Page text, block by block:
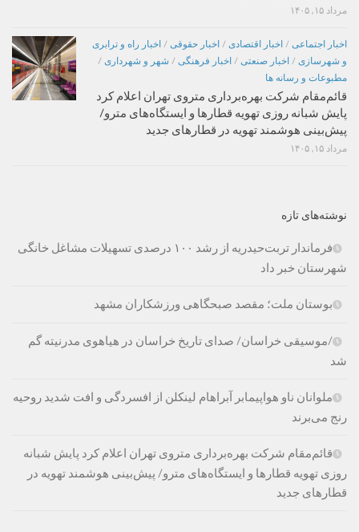
مرداد ۱۵, ۱۴۰۵
اخبار اجتماعی / اخبار اقتصادی / اخبار حقوقی / اخبار راه و ترابری
و شهرسازی / اخبار صنعتی / اخبار فرهنگی / شهر و شهرداری /
مطبوعات و رسانه ها
قائم‌مقام شرکت بهره‌برداری متروی تهران اعلام کرد
پایش شبانه روزی تهویه قطارها و ایستگاه‌های مترو/
پیش‌بینی هوشمند تهویه در قطارهای جدید
مرداد ۱۵, ۱۴۰۵
نوشته‌های تازه
فرماندار تربت‌حیدریه از رشد ۱۰۰ درصدی تسهیلات مشاغل خانگی
شهرستان خبر داد
بوستان ملت؛ مقصد صبحگاهی ورزشکاران مشهد
/موسیقی خراسان/ صدای تاریخ خراسان در هیاهوی مدرنیته گم
شد
ملوانان ناو هواپیمابر آبراهام لینکلن از افسردگی و افت شدید روحیه
رنج می‌برند
قائم‌مقام شرکت بهره‌برداری متروی تهران اعلام کرد پایش شبانه
روزی تهویه قطارها و ایستگاه‌های مترو/ پیش‌بینی هوشمند تهویه در
قطارهای جدید